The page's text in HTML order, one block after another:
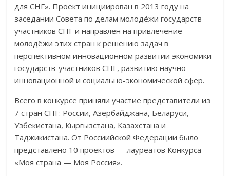
для СНГ». Проект инициирован в 2013 году на
заседании Совета по делам молодёжи государств-
участников СНГ и направлен на привлечение
молодёжи этих стран к решению задач в
перспективном инновационном развитии экономики
государств-участников СНГ, развитию научно-
инновационной и социально-экономической сфер.
Всего в конкурсе приняли участие представители из
7 стран СНГ: России, Азербайджана, Беларуси,
Узбекистана, Кыргызстана, Казахстана и
Таджикистана. От Россиийской Федерации было
представлено 10 проектов — лауреатов Конкурса
«Моя страна — Моя Россия».